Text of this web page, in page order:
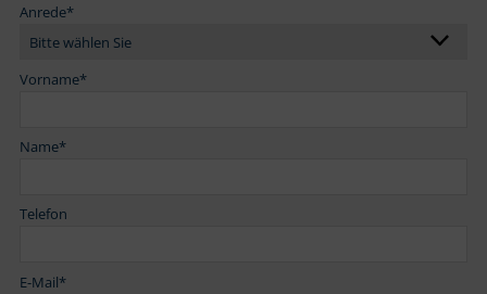
Anrede*
Vorname*
Name*
Telefon
E-Mail*